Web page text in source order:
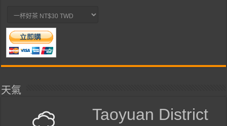
天氣
Taoyuan District